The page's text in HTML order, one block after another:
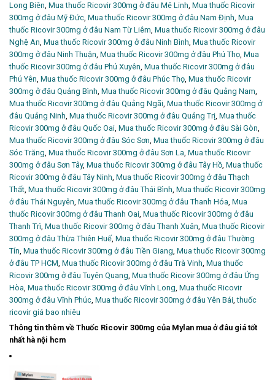
Long Biên, Mua thuốc Ricovir 300mg ở đâu Mê Linh, Mua thuốc Ricovir
300mg ở đâu Mỹ Đức, Mua thuốc Ricovir 300mg ở đâu Nam Định, Mua
thuốc Ricovir 300mg ở đâu Nam Từ Liêm, Mua thuốc Ricovir 300mg ở đâu
Nghệ An, Mua thuốc Ricovir 300mg ở đâu Ninh Bình, Mua thuốc Ricovir
300mg ở đâu Ninh Thuận, Mua thuốc Ricovir 300mg ở đâu Phú Thọ, Mua
thuốc Ricovir 300mg ở đâu Phú Xuyên, Mua thuốc Ricovir 300mg ở đâu
Phú Yên, Mua thuốc Ricovir 300mg ở đâu Phúc Thọ, Mua thuốc Ricovir
300mg ở đâu Quảng Bình, Mua thuốc Ricovir 300mg ở đâu Quảng Nam,
Mua thuốc Ricovir 300mg ở đâu Quảng Ngãi, Mua thuốc Ricovir 300mg ở
đâu Quảng Ninh, Mua thuốc Ricovir 300mg ở đâu Quảng Trị, Mua thuốc
Ricovir 300mg ở đâu Quốc Oai, Mua thuốc Ricovir 300mg ở đâu Sài Gòn,
Mua thuốc Ricovir 300mg ở đâu Sóc Sơn, Mua thuốc Ricovir 300mg ở đâu
Sóc Trăng, Mua thuốc Ricovir 300mg ở đâu Sơn La, Mua thuốc Ricovir
300mg ở đâu Sơn Tây, Mua thuốc Ricovir 300mg ở đâu Tây Hồ, Mua thuốc
Ricovir 300mg ở đâu Tây Ninh, Mua thuốc Ricovir 300mg ở đâu Thạch
Thất, Mua thuốc Ricovir 300mg ở đâu Thái Bình, Mua thuốc Ricovir 300mg
ở đâu Thái Nguyên, Mua thuốc Ricovir 300mg ở đâu Thanh Hóa, Mua
thuốc Ricovir 300mg ở đâu Thanh Oai, Mua thuốc Ricovir 300mg ở đâu
Thanh Trì, Mua thuốc Ricovir 300mg ở đâu Thanh Xuân, Mua thuốc Ricovir
300mg ở đâu Thừa Thiên Huế, Mua thuốc Ricovir 300mg ở đâu Thường
Tín, Mua thuốc Ricovir 300mg ở đâu Tiền Giang, Mua thuốc Ricovir 300mg
ở đâu TP HCM, Mua thuốc Ricovir 300mg ở đâu Trà Vinh, Mua thuốc
Ricovir 300mg ở đâu Tuyên Quang, Mua thuốc Ricovir 300mg ở đâu Ứng
Hòa, Mua thuốc Ricovir 300mg ở đâu Vĩnh Long, Mua thuốc Ricovir
300mg ở đâu Vĩnh Phúc, Mua thuốc Ricovir 300mg ở đâu Yên Bái,thuốc
ricovir giá bao nhiêu
Thông tin thêm về Thuốc Ricovir 300mg của Mylan mua ở đâu giá tốt
nhất hà nội hcm